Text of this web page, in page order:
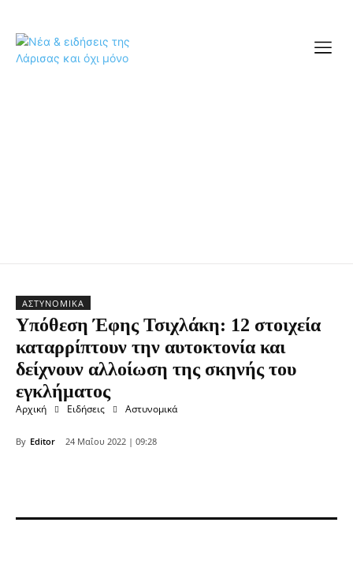
ΑΣΤΥΝΟΜΙΚΆ
Υπόθεση Έφης Τσιχλάκη: 12 στοιχεία
καταρρίπτουν την αυτοκτονία και
δείχνουν αλλοίωση της σκηνής του
εγκλήματος
Αρχική Ειδήσεις Αστυνομικά
By Editor 24 Μαΐου 2022 | 09:28